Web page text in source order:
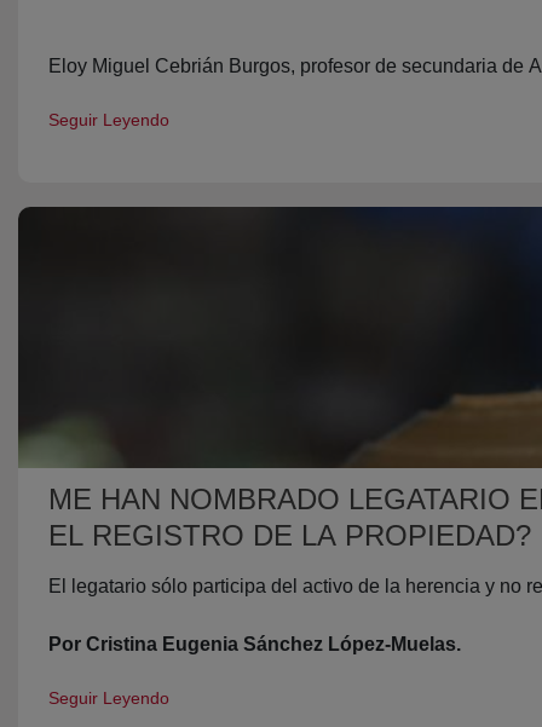
Eloy Miguel Cebrián Burgos, profesor de secundaria de
Seguir Leyendo
ME HAN NOMBRADO LEGATARIO
EL REGISTRO DE LA PROPIEDAD?
El legatario sólo participa del activo de la herencia y no
Por Cristina Eugenia Sánchez López-Muelas.
Seguir Leyendo